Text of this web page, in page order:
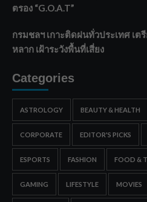
ตรอง “G.O.A.T”
กรมชลฯ เกาะติดฝนทั่วประเทศ เต
หลาก เฝ้าระวังพื้นที่เสี่ยง
Categories
ASTROLOGY BEAUTY & HEALTH
CORPORATE EDITOR'S PICKS
ESPORTS FASHION FOOD &
GAMING LIFESTYLE MOVIES